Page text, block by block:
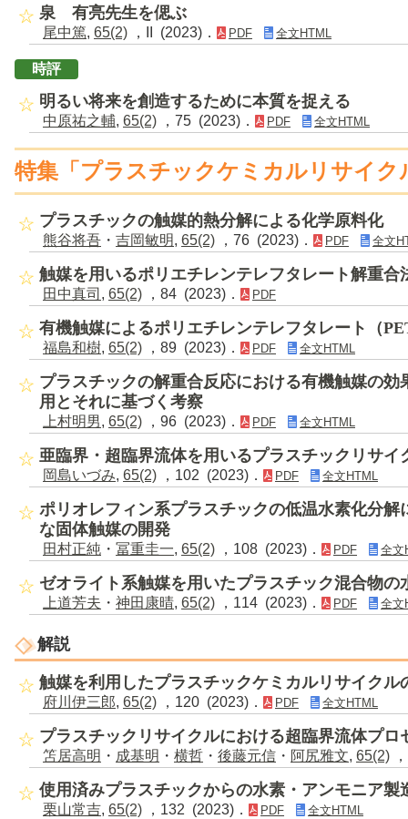
泉 有亮先生を偲ぶ
尾中篤, 65(2) ，II (2023)． PDF 全文HTML
時評
明るい将来を創造するために本質を捉える
中原祐之輔, 65(2) ，75 (2023)． PDF 全文HTML
特集「プラスチックケミカルリサイク
プラスチックの触媒的熱分解による化学原料化
熊谷将吾 ・ 吉岡敏明, 65(2) ，76 (2023)． PDF 全文
触媒を用いるポリエチレンテレフタレート解重合
田中真司 , 65(2) ，84 (2023)． PDF
有機触媒によるポリエチレンテレフタレート（
福島和樹, 65(2) ，89 (2023)． PDF 全文HTML
プラスチックの解重合反応における有機触媒の
用とそれに基づく考察
上村明男, 65(2) ，96 (2023)． PDF 全文HTML
亜臨界・超臨界流体を用いるプラスチックリサイ
岡島いづみ, 65(2) ，102 (2023)． PDF 全文HTML
ポリオレフィン系プラスチックの低温水素化分解
な固体触媒の開発
田村正純 ・ 冨重圭一, 65(2) ，108 (2023)． PDF 全文
ゼオライト系触媒を用いたプラスチック混合物の
上道芳夫 ・ 神田康晴, 65(2) ，114 (2023)． PDF 全文
解説
触媒を利用したプラスチックケミカルリサイクル
府川伊三郎, 65(2) ，120 (2023)． PDF 全文HTML
プラスチックリサイクルにおける超臨界流体プロ
笘居高明 ・ 成基明 ・ 横哲 ・ 後藤元信 ・ 阿尻雅文, 65(2)
使用済みプラスチックからの水素・アンモニア製
栗山常吉, 65(2) ，132 (2023)． PDF 全文HTML